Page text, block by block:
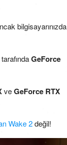
bilgisayarınızda
GeForce
veGeForce RTX
Wake 2değil!